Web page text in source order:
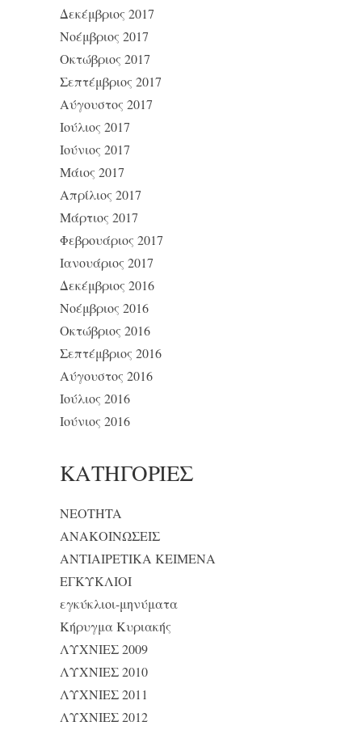
Δεκέμβριος 2017
Νοέμβριος 2017
Οκτώβριος 2017
Σεπτέμβριος 2017
Αύγουστος 2017
Ιούλιος 2017
Ιούνιος 2017
Μάιος 2017
Απρίλιος 2017
Μάρτιος 2017
Φεβρουάριος 2017
Ιανουάριος 2017
Δεκέμβριος 2016
Νοέμβριος 2016
Οκτώβριος 2016
Σεπτέμβριος 2016
Αύγουστος 2016
Ιούλιος 2016
Ιούνιος 2016
KΑΤΗΓΟΡΊΕΣ
NEOTHTA
ΑΝΑΚΟΙΝΩΣΕΙΣ
ΑΝΤΙΑΙΡΕΤΙΚΑ ΚΕΙΜΕΝΑ
ΕΓΚΥΚΛΙΟΙ
εγκύκλιοι-μηνύματα
Κήρυγμα Κυριακής
ΛΥΧΝΙΕΣ 2009
ΛΥΧΝΙΕΣ 2010
ΛΥΧΝΙΕΣ 2011
ΛΥΧΝΙΕΣ 2012